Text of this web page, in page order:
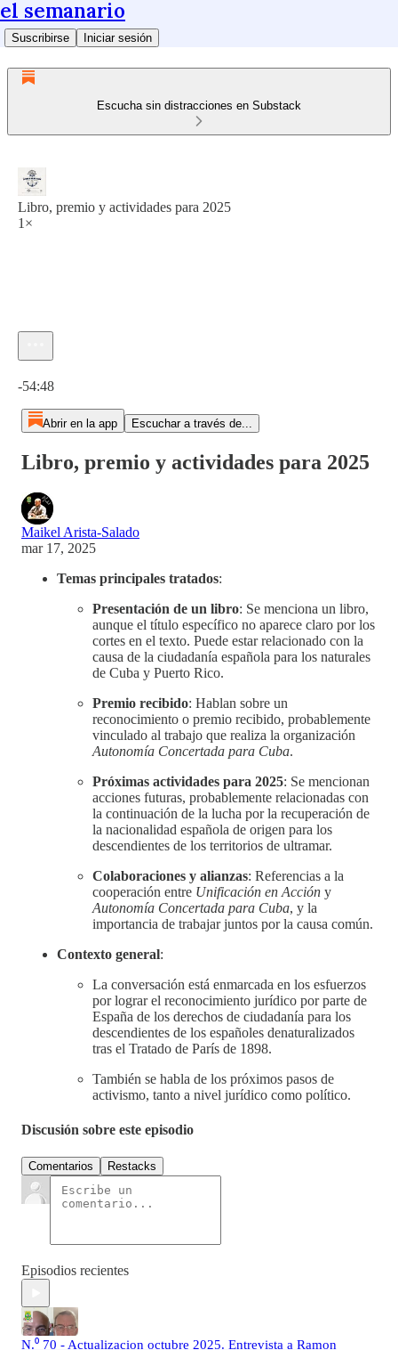
el semanario
Suscribirse Iniciar sesión
Escucha sin distracciones en Substack
Libro, premio y actividades para 2025
1×
-54:48
Abrir en la app Escuchar a través de...
Libro, premio y actividades para 2025
Maikel Arista-Salado
mar 17, 2025
Temas principales tratados:
Presentación de un libro: Se menciona un libro,
aunque el título específico no aparece claro por los
cortes en el texto. Puede estar relacionado con la
causa de la ciudadanía española para los naturales
de Cuba y Puerto Rico.
Premio recibido: Hablan sobre un
reconocimiento o premio recibido, probablemente
vinculado al trabajo que realiza la organización
Autonomía Concertada para Cuba.
Próximas actividades para 2025: Se mencionan
acciones futuras, probablemente relacionadas con
la continuación de la lucha por la recuperación de
la nacionalidad española de origen para los
descendientes de los territorios de ultramar.
Colaboraciones y alianzas: Referencias a la
cooperación entre Unificación en Acción y
Autonomía Concertada para Cuba, y la
importancia de trabajar juntos por la causa común.
Contexto general:
La conversación está enmarcada en los esfuerzos
por lograr el reconocimiento jurídico por parte de
España de los derechos de ciudadanía para los
descendientes de los españoles denaturalizados
tras el Tratado de París de 1898.
También se habla de los próximos pasos de
activismo, tanto a nivel jurídico como político.
Discusión sobre este episodio
Comentarios Restacks
Episodios recientes
N.⁰ 70 - Actualizacion octubre 2025. Entrevista a Ramon